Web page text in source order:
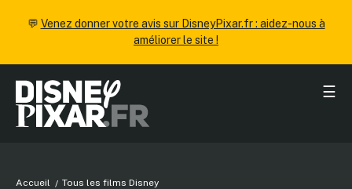
💬 Venez donner votre avis sur DisneyPixar.fr : aidez-nous à
améliorer le site !
☰
Accueil Tous les films Disney